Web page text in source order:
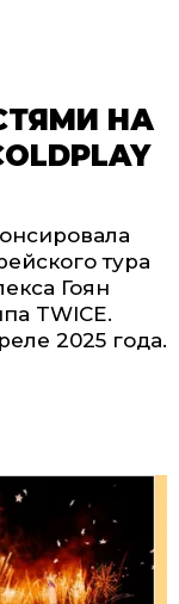
НА
тура
Гоян
TWICE.
2025 года.